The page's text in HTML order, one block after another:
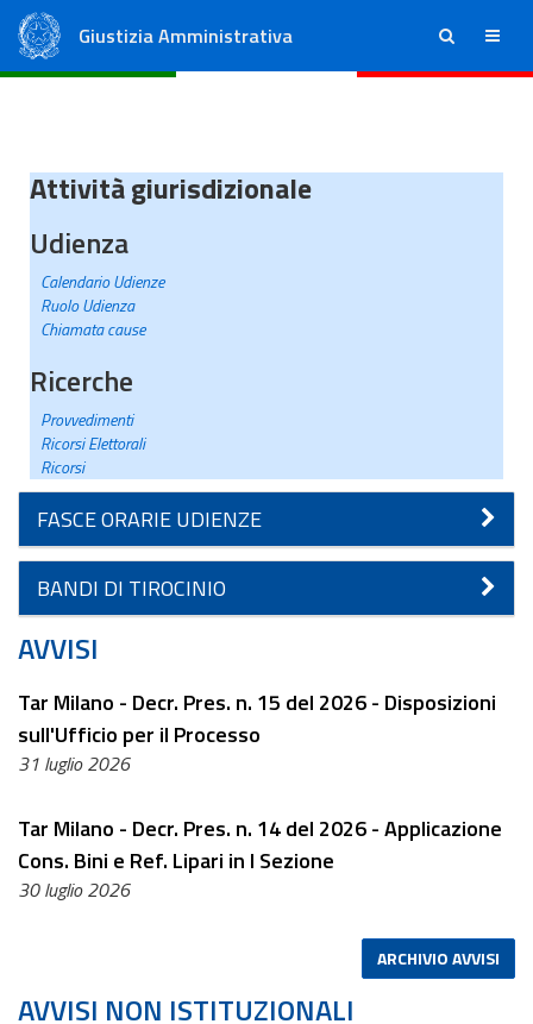
Giustizia Amministrativa ricerca menu
Attività giurisdizionale
Udienza
Calendario Udienze
Ruolo Udienza
Chiamata cause
Ricerche
Provvedimenti
Ricorsi Elettorali
Ricorsi
FASCE ORARIE UDIENZE
BANDI DI TIROCINIO
AVVISI
Tar Milano - Decr. Pres. n. 15 del 2026 - Disposizioni
sull'Ufficio per il Processo
31 luglio 2026
Tar Milano - Decr. Pres. n. 14 del 2026 - Applicazione
Cons. Bini e Ref. Lipari in I Sezione
30 luglio 2026
ARCHIVIO AVVISI
AVVISI NON ISTITUZIONALI